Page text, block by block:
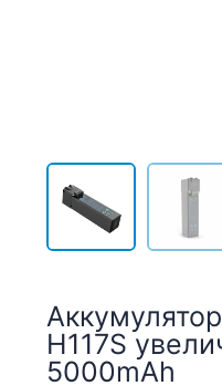
H117S
5000mAh